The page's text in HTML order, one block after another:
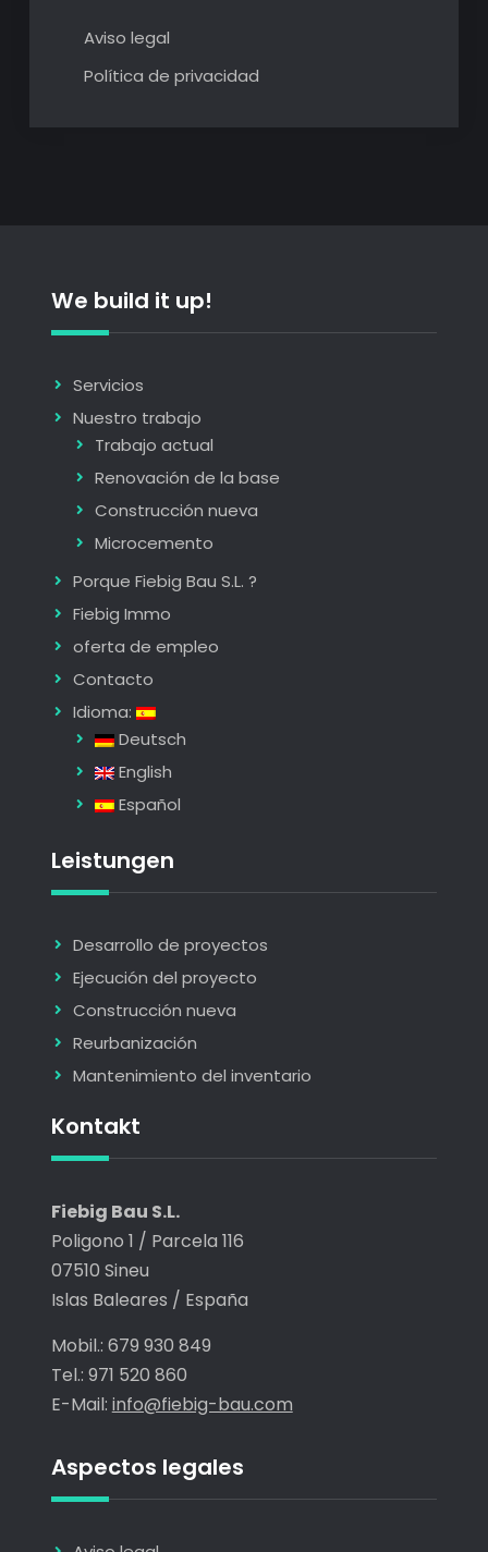
Aviso legal
Política de privacidad
We build it up!
Servicios
Nuestro trabajo
Trabajo actual
Renovación de la base
Construcción nueva
Microcemento
Porque Fiebig Bau S.L. ?
Fiebig Immo
oferta de empleo
Contacto
Idioma:
Deutsch
English
Español
Leistungen
Desarrollo de proyectos
Ejecución del proyecto
Construcción nueva
Reurbanización
Mantenimiento del inventario
Kontakt
Fiebig Bau S.L.
Poligono 1 / Parcela 116
07510 Sineu
Islas Baleares / España
Mobil.: 679 930 849
Tel.: 971 520 860
E-Mail: info@fiebig-bau.com
Aspectos legales